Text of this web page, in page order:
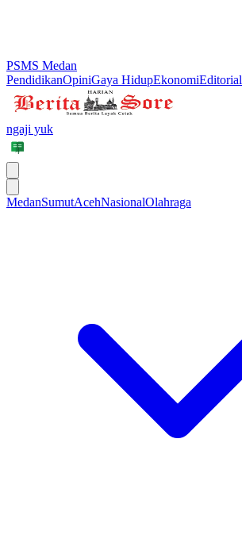
PSMS Medan
PendidikanOpiniGaya HidupEkonomiEditorial
ngaji yuk
MedanSumutAcehNasionalOlahraga